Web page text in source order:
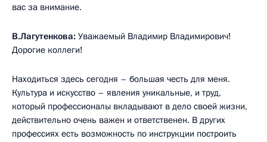
вас за внимание.
В.Лагутенкова: Уважаемый Владимир Владимирович!
Дорогие коллеги!
Находиться здесь сегодня – большая честь для меня.
Культура и искусство – явления уникальные, и труд,
который профессионалы вкладывают в дело своей жизни,
действительно очень важен и ответственен. В других
профессиях есть возможность по инструкции построить